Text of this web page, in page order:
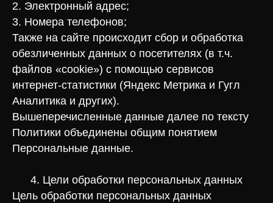
2. Электронный адрес;
3. Номера телефонов;
Также на сайте происходит сбор и обработка
обезличенных данных о посетителях (в т.ч.
файлов «cookie») с помощью сервисов
интернет-статистики (Яндекс Метрика и Гугл
Аналитика и других).
Вышеперечисленные данные далее по тексту
Политики объединены общим понятием
Персональные данные.
4. Цели обработки персональных данных
Цель обработки персональных данных